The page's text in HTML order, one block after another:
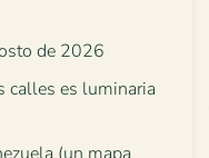
de 2026
calles es luminaria